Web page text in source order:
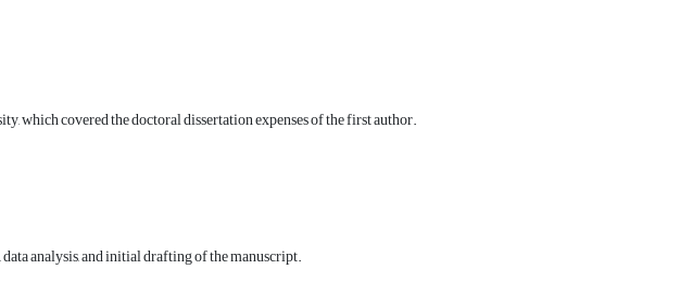
which covered the doctoral dissertation expenses of the first author.
analysis, and initial drafting of the manuscript.